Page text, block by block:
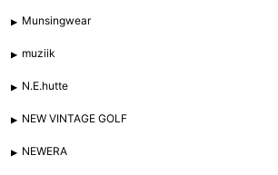
Munsingwear
muziik
N.E.hutte
NEW VINTAGE GOLF
NEWERA